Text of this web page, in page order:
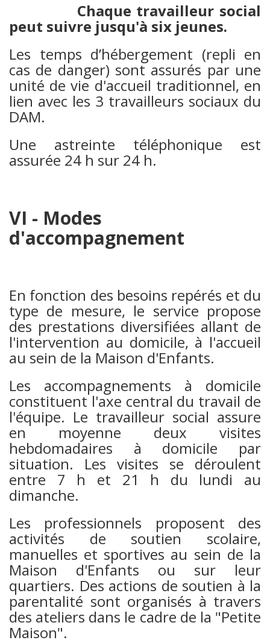
Chaque travailleur social
peut suivre jusqu'à six jeunes.
Les temps d’hébergement (repli en
cas de danger) sont assurés par une
unité de vie d'accueil traditionnel, en
lien avec les 3 travailleurs sociaux du
DAM.
Une astreinte téléphonique est
assurée 24 h sur 24 h.
VI - Modes
d'accompagnement
En fonction des besoins repérés et du
type de mesure, le service propose
des prestations diversifiées allant de
l'intervention au domicile, à l'accueil
au sein de la Maison d'Enfants.
Les accompagnements à domicile
constituent l'axe central du travail de
l'équipe. Le travailleur social assure
en moyenne deux visites
hebdomadaires à domicile par
situation. Les visites se déroulent
entre 7 h et 21 h du lundi au
dimanche.
Les professionnels proposent des
activités de soutien scolaire,
manuelles et sportives au sein de la
Maison d'Enfants ou sur leur
quartiers. Des actions de soutien à la
parentalité sont organisés à travers
des ateliers dans le cadre de la "Petite
Maison".